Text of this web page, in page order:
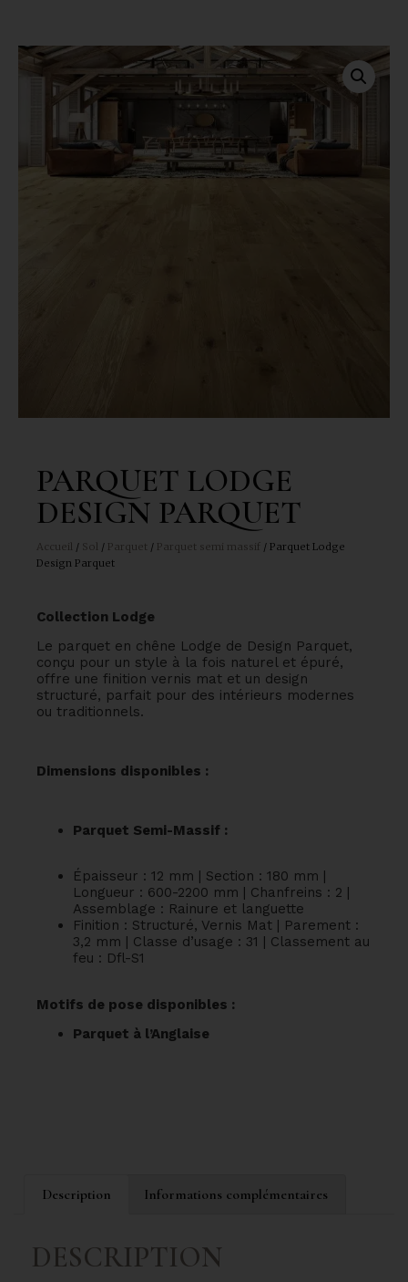
PARQUET LODGE
DESIGN PARQUET
Accueil / Sol / Parquet / Parquet semi massif / Parquet Lodge
Design Parquet
Collection Lodge
Le parquet en chêne Lodge de Design Parquet,
conçu pour un style à la fois naturel et épuré,
offre une finition vernis mat et un design
structuré, parfait pour des intérieurs modernes
ou traditionnels.
Dimensions disponibles :
Parquet Semi-Massif :
Épaisseur : 12 mm | Section : 180 mm |
Longueur : 600-2200 mm | Chanfreins : 2 |
Assemblage : Rainure et languette
Finition : Structuré, Vernis Mat | Parement :
3,2 mm | Classe d’usage : 31 | Classement au
feu : Dfl-S1
Motifs de pose disponibles :
Parquet à l’Anglaise
Description Informations complémentaires
DESCRIPTION